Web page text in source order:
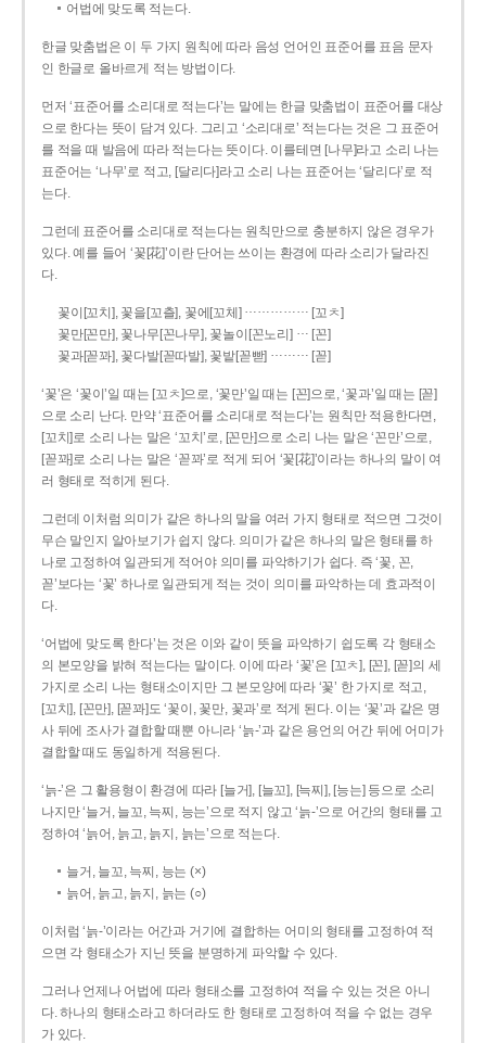
어법에 맞도록 적는다.
한글 맞춤법은 이 두 가지 원칙에 따라 음성 언어인 표준어를 표음 문자
인 한글로 올바르게 적는 방법이다.
먼저 ‘표준어를 소리대로 적는다’는 말에는 한글 맞춤법이 표준어를 대상
으로 한다는 뜻이 담겨 있다. 그리고 ‘소리대로’ 적는다는 것은 그 표준어
를 적을 때 발음에 따라 적는다는 뜻이다. 이를테면 [나무]라고 소리 나는
표준어는 ‘나무’로 적고, [달리다]라고 소리 나는 표준어는 ‘달리다’로 적
는다.
그런데 표준어를 소리대로 적는다는 원칙만으로 충분하지 않은 경우가
있다. 예를 들어 ‘꽃[花]’이란 단어는 쓰이는 환경에 따라 소리가 달라진
다.
꽃이[꼬치], 꽃을[꼬츨], 꽃에[꼬체] …………… [꼬ㅊ]
꽃만[꼰만], 꽃나무[꼰나무], 꽃놀이[꼰노리] … [꼰]
꽃과[꼳꽈], 꽃다발[꼳따발], 꽃밭[꼳빧] ……… [꼳]
‘꽃’은 ‘꽃이’일 때는 [꼬ㅊ]으로, ‘꽃만’일 때는 [꼰]으로, ‘꽃과’일 때는 [꼳]
으로 소리 난다. 만약 ‘표준어를 소리대로 적는다’는 원칙만 적용한다면,
[꼬치]로 소리 나는 말은 ‘꼬치’로, [꼰만]으로 소리 나는 말은 ‘꼰만’으로,
[꼳꽈]로 소리 나는 말은 ‘꼳꽈’로 적게 되어 ‘꽃[花]’이라는 하나의 말이 여
러 형태로 적히게 된다.
그런데 이처럼 의미가 같은 하나의 말을 여러 가지 형태로 적으면 그것이
무슨 말인지 알아보기가 쉽지 않다. 의미가 같은 하나의 말은 형태를 하
나로 고정하여 일관되게 적어야 의미를 파악하기가 쉽다. 즉 ‘꽃, 꼰,
꼳’보다는 ‘꽃’ 하나로 일관되게 적는 것이 의미를 파악하는 데 효과적이
다.
‘어법에 맞도록 한다’는 것은 이와 같이 뜻을 파악하기 쉽도록 각 형태소
의 본모양을 밝혀 적는다는 말이다. 이에 따라 ‘꽃’은 [꼬ㅊ], [꼰], [꼳]의 세
가지로 소리 나는 형태소이지만 그 본모양에 따라 ‘꽃’ 한 가지로 적고,
[꼬치], [꼰만], [꼳꽈]도 ‘꽃이, 꽃만, 꽃과’로 적게 된다. 이는 ‘꽃’과 같은 명
사 뒤에 조사가 결합할 때뿐 아니라 ‘늙-’과 같은 용언의 어간 뒤에 어미가
결합할 때도 동일하게 적용된다.
‘늙-’은 그 활용형이 환경에 따라 [늘거], [늘꼬], [늑찌], [능는] 등으로 소리
나지만 ‘늘거, 늘꼬, 늑찌, 능는’으로 적지 않고 ‘늙-’으로 어간의 형태를 고
정하여 ‘늙어, 늙고, 늙지, 늙는’으로 적는다.
늘거, 늘꼬, 늑찌, 능는 (×)
늙어, 늙고, 늙지, 늙는 (○)
이처럼 ‘늙-­’이라는 어간과 거기에 결합하는 어미의 형태를 고정하여 적
으면 각 형태소가 지닌 뜻을 분명하게 파악할 수 있다.
그러나 언제나 어법에 따라 형태소를 고정하여 적을 수 있는 것은 아니
다. 하나의 형태소라고 하더라도 한 형태로 고정하여 적을 수 없는 경우
가 있다.